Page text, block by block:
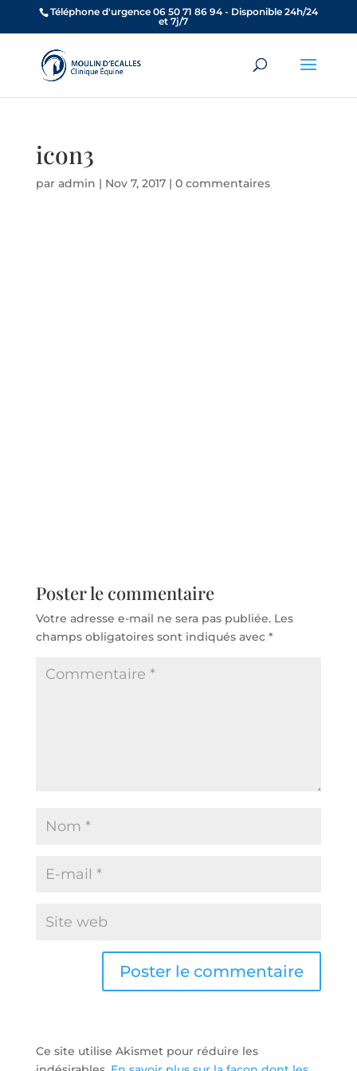
Téléphone d'urgence 06 50 71 86 94 - Disponible 24h/24
et 7j/7
icon3
par admin | Nov 7, 2017| 0 commentaires
Poster le commentaire
Votre adresse e-mail ne sera pas publiée. Les
champs obligatoires sont indiqués avec *
Ce site utilise Akismet pour réduire les